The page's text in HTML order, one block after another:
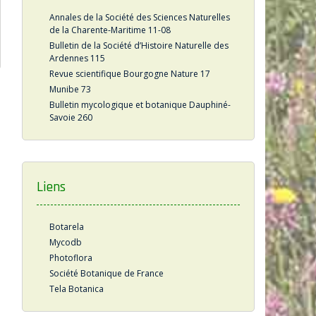
Annales de la Société des Sciences Naturelles
de la Charente-Maritime 11-08
Bulletin de la Société d’Histoire Naturelle des
Ardennes 115
Revue scientifique Bourgogne Nature 17
Munibe 73
Bulletin mycologique et botanique Dauphiné-
Savoie 260
Liens
Botarela
Mycodb
Photoflora
Société Botanique de France
Tela Botanica